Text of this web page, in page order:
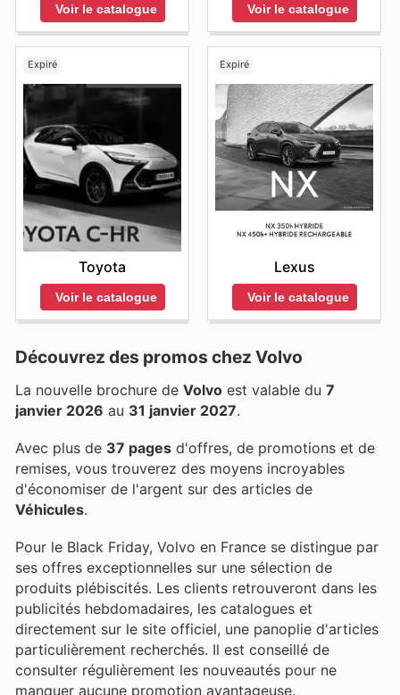
Voir le catalogue Voir le catalogue
Expiré
Toyota
Voir le catalogue
Expiré
Lexus
Voir le catalogue
Découvrez des promos chez Volvo
La nouvelle brochure de Volvo est valable du 7
janvier 2026 au 31 janvier 2027.
Avec plus de 37 pages d'offres, de promotions et de
remises, vous trouverez des moyens incroyables
d'économiser de l'argent sur des articles de
Véhicules.
Pour le Black Friday, Volvo en France se distingue par
ses offres exceptionnelles sur une sélection de
produits plébiscités. Les clients retrouveront dans les
publicités hebdomadaires, les catalogues et
directement sur le site officiel, une panoplie d'articles
particulièrement recherchés. Il est conseillé de
consulter régulièrement les nouveautés pour ne
manquer aucune promotion avantageuse.